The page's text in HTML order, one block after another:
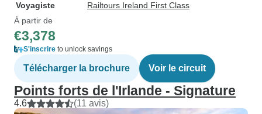
Voyagiste
Railtours Ireland First Class
À partir de
€3,378
S'inscrire to unlock savings
Télécharger la brochure Voir le circuit
Points forts de l'Irlande - Signature
4.6 (11 avis)